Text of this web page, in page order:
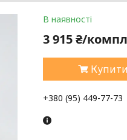
В наявності
3 915 ₴/
Купити
+380 (95) 449-77-73